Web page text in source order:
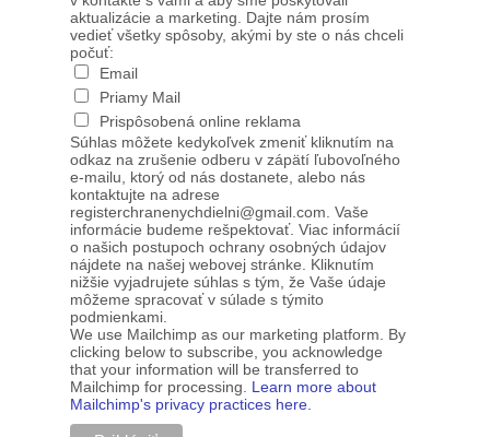
aktualizácie a marketing. Dajte nám prosím
vedieť všetky spôsoby, akými by ste o nás chceli
počuť:
Email
Priamy Mail
Prispôsobená online reklama
Súhlas môžete kedykoľvek zmeniť kliknutím na
odkaz na zrušenie odberu v zápätí ľubovoľného
e-mailu, ktorý od nás dostanete, alebo nás
kontaktujte na adrese
registerchranenychdielni@gmail.com. Vaše
informácie budeme rešpektovať. Viac informácií
o našich postupoch ochrany osobných údajov
nájdete na našej webovej stránke. Kliknutím
nižšie vyjadrujete súhlas s tým, že Vaše údaje
môžeme spracovať v súlade s týmito
podmienkami.
We use Mailchimp as our marketing platform. By
clicking below to subscribe, you acknowledge
that your information will be transferred to
Mailchimp for processing. Learn more about
Mailchimp's privacy practices here.